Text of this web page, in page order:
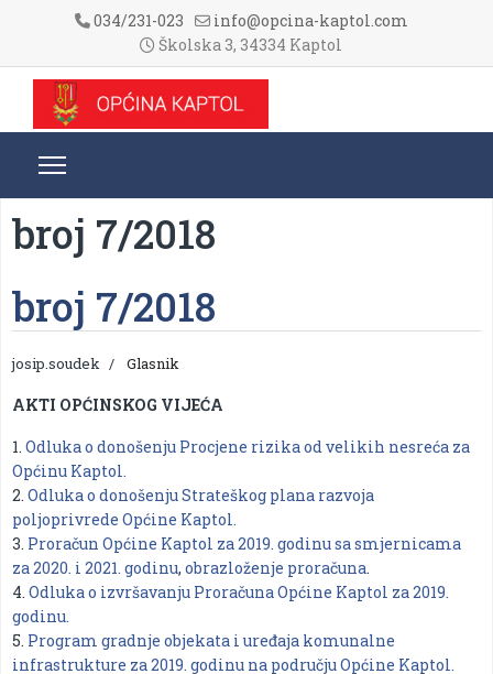
034/231-023
info@opcina-kaptol.com
Školska 3, 34334 Kaptol
broj 7/2018
broj 7/2018
josip.soudek Glasnik
AKTI OPĆINSKOG VIJEĆA
1. Odluka o donošenju Procjene rizika od velikih nesreća za
Općinu Kaptol.
2. Odluka o donošenju Strateškog plana razvoja
poljoprivrede Općine Kaptol.
3. Proračun Općine Kaptol za 2019. godinu sa smjernicama
za 2020. i 2021. godinu, obrazloženje proračuna.
4. Odluka o izvršavanju Proračuna Općine Kaptol za 2019.
godinu.
5. Program gradnje objekata i uređaja komunalne
infrastrukture za 2019. godinu na području Općine Kaptol.